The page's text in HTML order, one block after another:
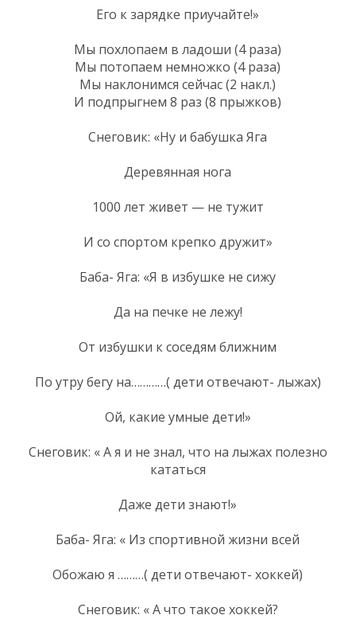
Его к зарядке приучайте!»
Мы похлопаем в ладоши (4 раза)
Мы потопаем немножко (4 раза)
Мы наклонимся сейчас (2 накл.)
И подпрыгнем 8 раз (8 прыжков)
Снеговик: «Ну и бабушка Яга
Деревянная нога
1000 лет живет — не тужит
И со спортом крепко дружит»
Баба- Яга: «Я в избушке не сижу
Да на печке не лежу!
От избушки к соседям ближним
По утру бегу на…………( дети отвечают- лыжах)
Ой, какие умные дети!»
Снеговик: « А я и не знал, что на лыжах полезно
кататься
Даже дети знают!»
Баба- Яга: « Из спортивной жизни всей
Обожаю я ………( дети отвечают- хоккей)
Снеговик: « А что такое хоккей?